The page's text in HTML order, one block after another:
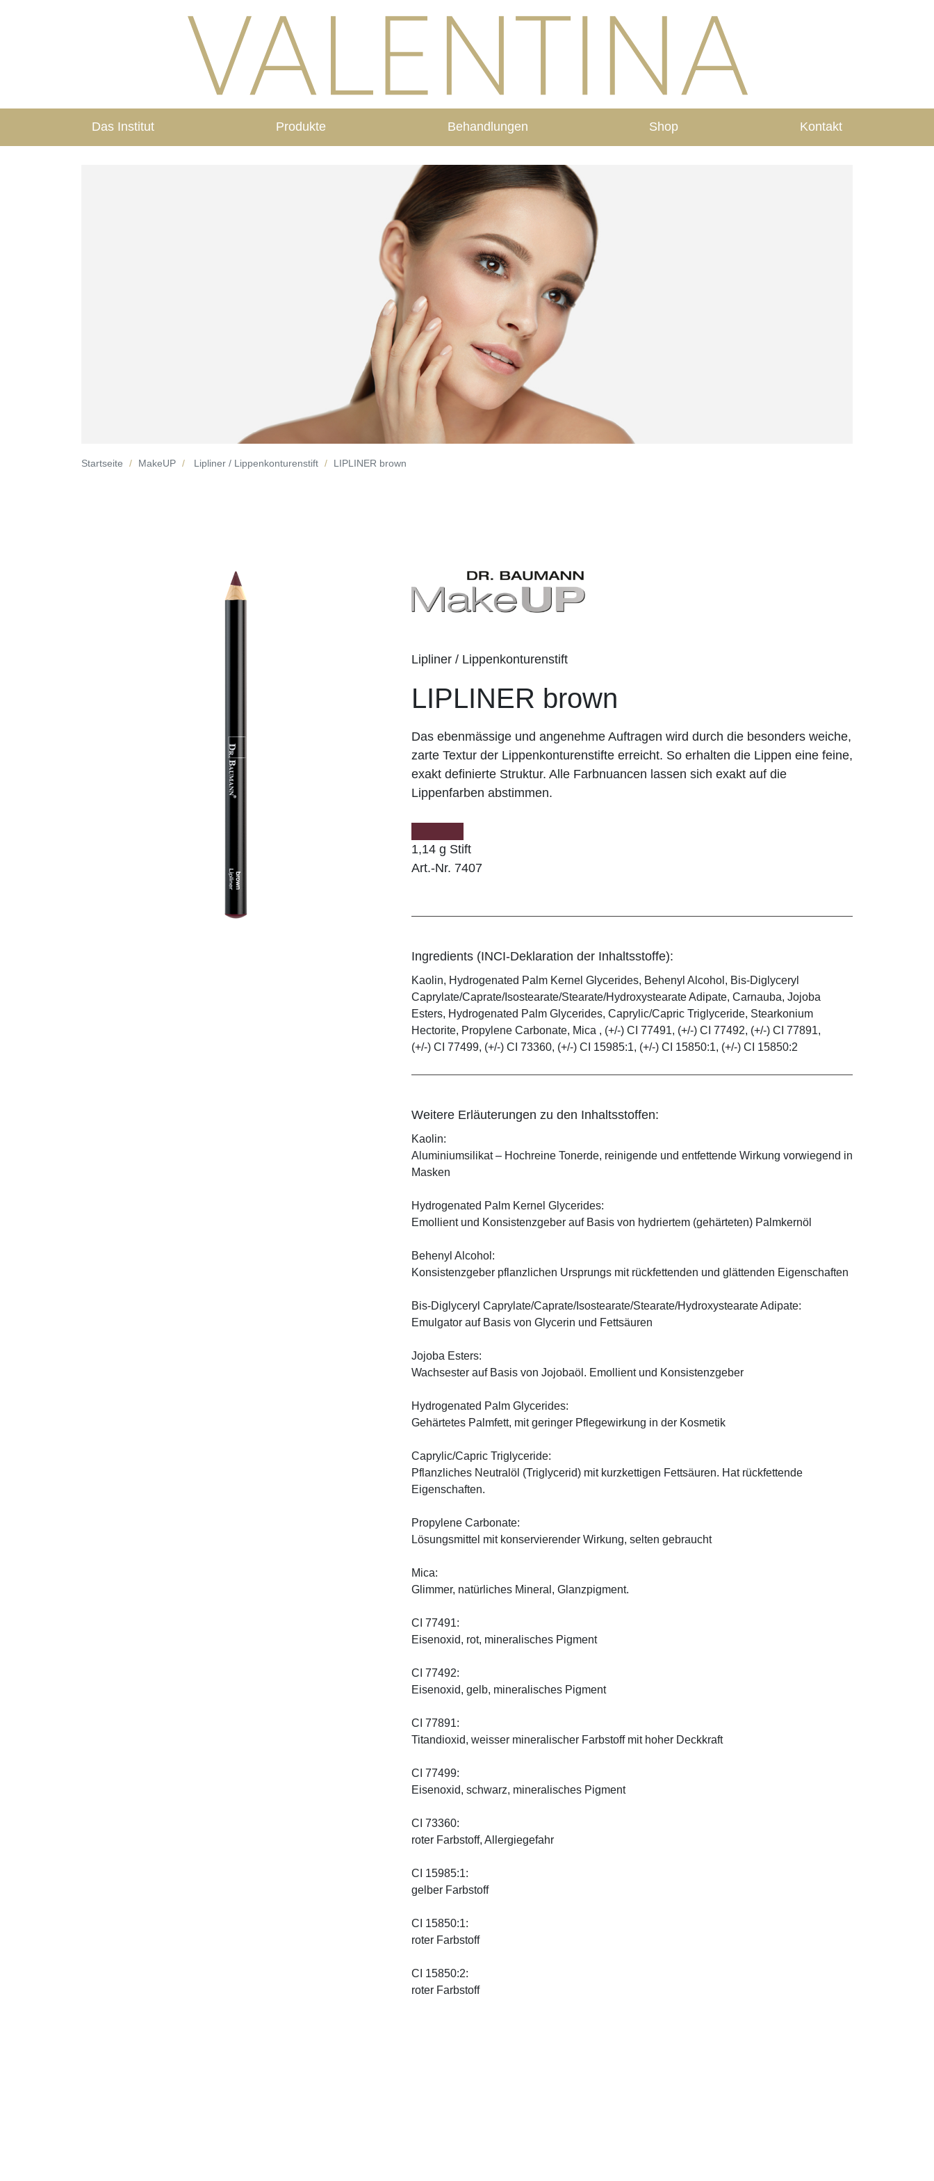
Das Institut Produkte Behandlungen Shop Kontakt
Startseite MakeUP Lipliner / Lippenkonturenstift LIPLINER brown
Lipliner / Lippenkonturenstift
LIPLINER brown
Das ebenmässige und angenehme Auftragen wird durch die besonders weiche,
zarte Textur der Lippenkonturenstifte erreicht. So erhalten die Lippen eine feine,
exakt definierte Struktur. Alle Farbnuancen lassen sich exakt auf die
Lippenfarben abstimmen.
1,14 g Stift
Art.-Nr. 7407
Ingredients (INCI-Deklaration der Inhaltsstoffe):
Kaolin, Hydrogenated Palm Kernel Glycerides, Behenyl Alcohol, Bis-Diglyceryl
Caprylate/Caprate/Isostearate/Stearate/Hydroxystearate Adipate, Carnauba, Jojoba
Esters, Hydrogenated Palm Glycerides, Caprylic/Capric Triglyceride, Stearkonium
Hectorite, Propylene Carbonate, Mica , (+/-) CI 77491, (+/-) CI 77492, (+/-) CI 77891,
(+/-) CI 77499, (+/-) CI 73360, (+/-) CI 15985:1, (+/-) CI 15850:1, (+/-) CI 15850:2
Weitere Erläuterungen zu den Inhaltsstoffen:
Kaolin:
Aluminiumsilikat – Hochreine Tonerde, reinigende und entfettende Wirkung vorwiegend in
Masken
Hydrogenated Palm Kernel Glycerides:
Emollient und Konsistenzgeber auf Basis von hydriertem (gehärteten) Palmkernöl
Behenyl Alcohol:
Konsistenzgeber pflanzlichen Ursprungs mit rückfettenden und glättenden Eigenschaften
Bis-Diglyceryl Caprylate/Caprate/Isostearate/Stearate/Hydroxystearate Adipate:
Emulgator auf Basis von Glycerin und Fettsäuren
Jojoba Esters:
Wachsester auf Basis von Jojobaöl. Emollient und Konsistenzgeber
Hydrogenated Palm Glycerides:
Gehärtetes Palmfett, mit geringer Pflegewirkung in der Kosmetik
Caprylic/Capric Triglyceride:
Pflanzliches Neutralöl (Triglycerid) mit kurzkettigen Fettsäuren. Hat rückfettende
Eigenschaften.
Propylene Carbonate:
Lösungsmittel mit konservierender Wirkung, selten gebraucht
Mica:
Glimmer, natürliches Mineral, Glanzpigment.
CI 77491:
Eisenoxid, rot, mineralisches Pigment
CI 77492:
Eisenoxid, gelb, mineralisches Pigment
CI 77891:
Titandioxid, weisser mineralischer Farbstoff mit hoher Deckkraft
CI 77499:
Eisenoxid, schwarz, mineralisches Pigment
CI 73360:
roter Farbstoff, Allergiegefahr
CI 15985:1:
gelber Farbstoff
CI 15850:1:
roter Farbstoff
CI 15850:2:
roter Farbstoff